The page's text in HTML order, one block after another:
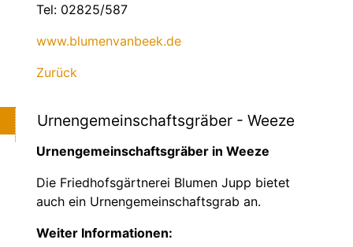
Tel: 02825/587
www.blumenvanbeek.de
Zurück
Urnengemeinschaftsgräber - Weeze
Urnengemeinschaftsgräber in Weeze
Die Friedhofsgärtnerei Blumen Jupp bietet
auch ein Urnengemeinschaftsgrab an.
Weiter Informationen: